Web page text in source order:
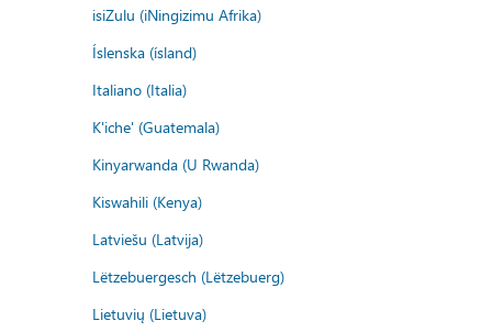
isiZulu (iNingizimu Afrika)
Íslenska (ísland)
Italiano (Italia)
K'iche' (Guatemala)
Kinyarwanda (U Rwanda)
Kiswahili (Kenya)
Latviešu (Latvija)
Lëtzebuergesch (Lëtzebuerg)
Lietuvių (Lietuva)